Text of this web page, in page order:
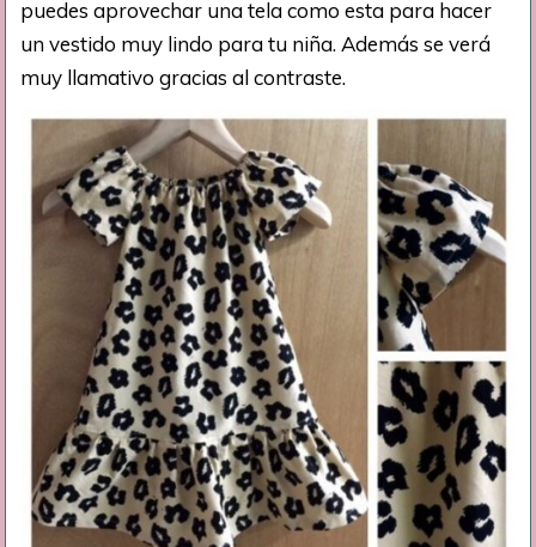
puedes aprovechar una tela como esta para hacer
un vestido muy lindo para tu niña. Además se verá
muy llamativo gracias al contraste.